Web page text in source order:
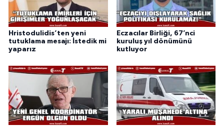
Hristodulidis’ten yeni
tutuklama mesajı: İstedik mi
yaparız
Eczacılar Birliği, 67’nci
kuruluş yıl dönümünü
kutluyor